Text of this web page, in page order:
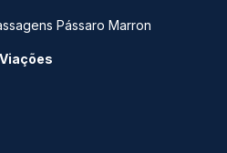
Pássaro Marron